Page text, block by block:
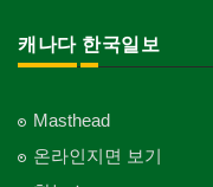
캐나다 한국일보
Masthead
온라인지면 보기